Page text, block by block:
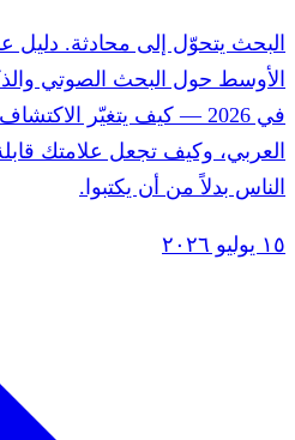
البحث يتحوّل إلى محادثة.
الأوسط حول البحث الصوتي
في 2026 — كيف يتغيّر
العربي، وكيف تجعل علامتك
الناس بدلاً من أن يكتبوا.
١٥ يوليو ٢٠٢٦